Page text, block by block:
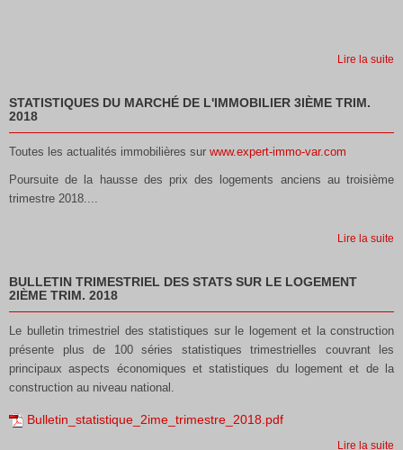
Lire la suite
STATISTIQUES DU MARCHÉ DE L'IMMOBILIER 3IÈME TRIM.
2018
Toutes les actualités immobilières sur www.expert-immo-var.com
Poursuite de la hausse des prix des logements anciens au troisième
trimestre 2018....
Lire la suite
BULLETIN TRIMESTRIEL DES STATS SUR LE LOGEMENT
2IÈME TRIM. 2018
Le bulletin trimestriel des statistiques sur le logement et la construction
présente plus de 100 séries statistiques trimestrielles couvrant les
principaux aspects économiques et statistiques du logement et de la
construction au niveau national.
Bulletin_statistique_2ime_trimestre_2018.pdf
Lire la suite